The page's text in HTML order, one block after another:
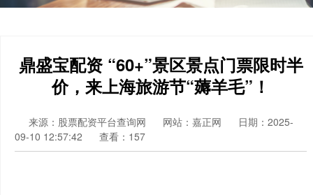
鼎盛宝配资 “60+”景区景点门票限时半
价，来上海旅游节“薅羊毛”！
来源：股票配资平台查询网 网站：嘉正网
日期：2025-
09-10 12:57:42
查看：157